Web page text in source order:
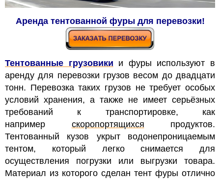
Аренда тентованной фуры для перевозки!
Тентованные грузовики и фуры используют в
аренду для перевозки грузов весом до двадцати
тонн. Перевозка таких грузов не требует особых
условий хранения, а также не имеет серьёзных
требований к транспортировке, как
например скоропортящихся продуктов.
Тентованный кузов укрыт водонепроницаемым
тентом, который легко снимается для
осуществления погрузки или выгрузки товара.
Материал из которого сделан тент фуры отлично